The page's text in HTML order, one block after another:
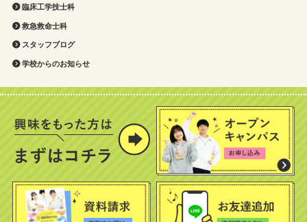
臨床工学技士科
救急救命士科
スタッフブログ
学校からのお知らせ